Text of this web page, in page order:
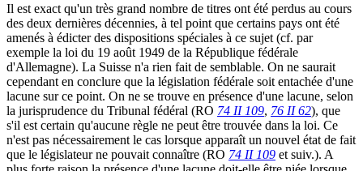
Il est exact qu'un très grand nombre de titres ont été perdus au cours
des deux dernières décennies, à tel point que certains pays ont été
amenés à édicter des dispositions spéciales à ce sujet (cf. par
exemple la loi du 19 août 1949 de la République fédérale
d'Allemagne). La Suisse n'a rien fait de semblable. On ne saurait
cependant en conclure que la législation fédérale soit entachée d'une
lacune sur ce point. On ne se trouve en présence d'une lacune, selon
la jurisprudence du Tribunal fédéral (RO 74 II 109, 76 II 62), que
s'il est certain qu'aucune règle ne peut être trouvée dans la loi. Ce
n'est pas nécessairement le cas lorsque apparaît un nouvel état de fait
que le législateur ne pouvait connaître (RO 74 II 109 et suiv.). A